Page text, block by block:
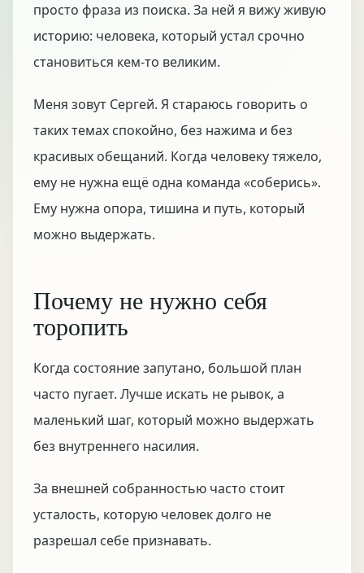
просто фраза из поиска. За ней я вижу живую
историю: человека, который устал срочно
становиться кем-то великим.
Меня зовут Сергей. Я стараюсь говорить о
таких темах спокойно, без нажима и без
красивых обещаний. Когда человеку тяжело,
ему не нужна ещё одна команда «соберись».
Ему нужна опора, тишина и путь, который
можно выдержать.
Почему не нужно себя
торопить
Когда состояние запутано, большой план
часто пугает. Лучше искать не рывок, а
маленький шаг, который можно выдержать
без внутреннего насилия.
За внешней собранностью часто стоит
усталость, которую человек долго не
разрешал себе признавать.